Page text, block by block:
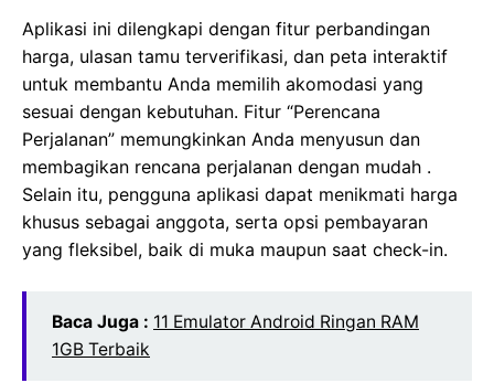
Aplikasi ini dilengkapi dengan fitur perbandingan
harga, ulasan tamu terverifikasi, dan peta interaktif
untuk membantu Anda memilih akomodasi yang
sesuai dengan kebutuhan. Fitur “Perencana
Perjalanan” memungkinkan Anda menyusun dan
membagikan rencana perjalanan dengan mudah .
Selain itu, pengguna aplikasi dapat menikmati harga
khusus sebagai anggota, serta opsi pembayaran
yang fleksibel, baik di muka maupun saat check-in.
Baca Juga : 11 Emulator Android Ringan RAM
1GB Terbaik